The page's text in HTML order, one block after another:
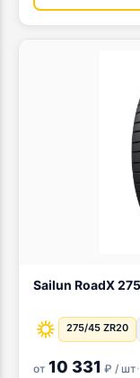
275/45 ZR20
от 10 331 ₽ / шт·